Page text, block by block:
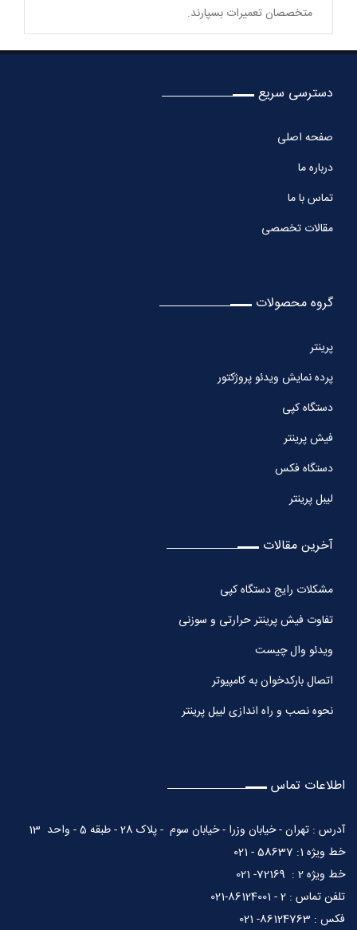
متخصصان تعمیرات بسپارند.
دسترسی سریع
صفحه اصلی
درباره ما
تماس با ما
مقالات تخصصی
گروه محصولات
پرینتر
پرده نمایش ویدئو پروژکتور
دستگاه کپی
فیش پرینتر
دستگاه فکس
لیبل پرینتر
آخرین مقالات
مشکلات رایج دستگاه کپی
تفاوت فیش پرینتر حرارتی و سوزنی
ویدئو وال چیست
اتصال بارکدخوان به کامپیوتر
نحوه نصب و راه اندازی لیبل پرینتر
اطلاعات تماس
آدرس : تهران - خیابان وزرا - خیابان سوم - پلاک 28 - طبقه 5 - واحد 13
خط ویژه 1: 58637 - 021
خط ویژه 2 : 72169- 021
تلفن تماس : 2 - 86124001-021
فکس : 86124763- 021